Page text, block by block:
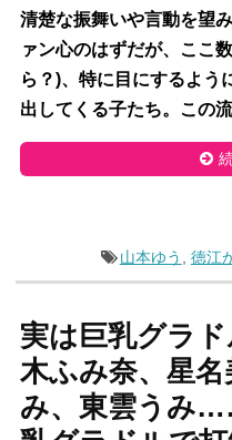
清楚な振舞いや言動を望
ァン心のはずだが、ここ
ら？)、特に目にするよう
出してくる子たち。この
山本ゆう 徳江
実は巨乳グラ
木ふみ奈、星
み、東雲うみ